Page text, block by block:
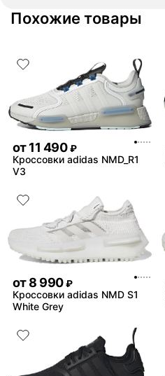
упаковано
Похожие товары
от11 490 ₽
Кроссовки adidas NMD_R1
V3
от8 990 ₽
Кроссовки adidas NMD S1
White Grey